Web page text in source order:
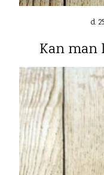
d.
Kan man